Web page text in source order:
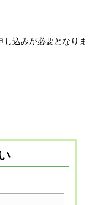
込みが必要となりま